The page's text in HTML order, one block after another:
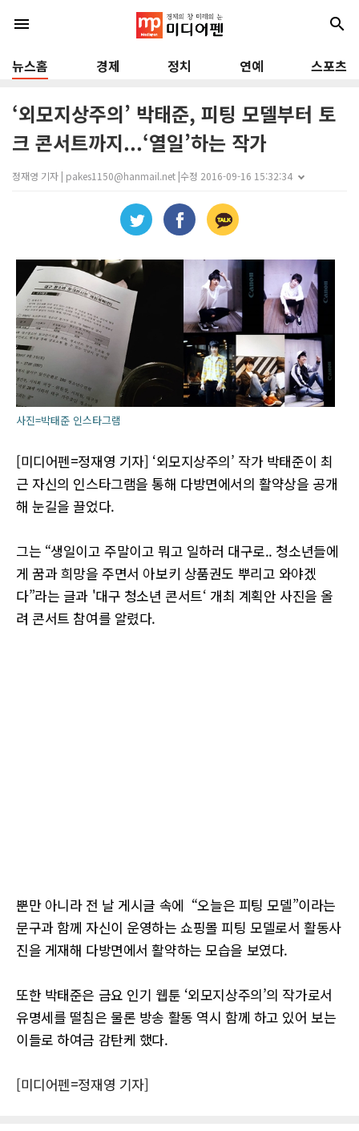
menu search
뉴스홈 경제 정치 연예 스포츠
‘외모지상주의’ 박태준, 피팅 모델부터 토
크 콘서트까지...‘열일’하는 작가
정재영 기자 | pakes1150@hanmail.net |수정 2016-09-16 15:32:34
사진=박태준 인스타그램
[미디어펜=정재영 기자] ‘외모지상주의’ 작가 박태준이 최
근 자신의 인스타그램을 통해 다방면에서의 활약상을 공개
해 눈길을 끌었다.
그는 “생일이고 주말이고 뭐고 일하러 대구로.. 청소년들에
게 꿈과 희망을 주면서 아보키 상품권도 뿌리고 와야겠
다”라는 글과 '대구 청소년 콘서트‘ 개최 계획안 사진을 올
려 콘서트 참여를 알렸다.
뿐만 아니라 전 날 게시글 속에 “오늘은 피팅 모델”이라는
문구과 함께 자신이 운영하는 쇼핑몰 피팅 모델로서 활동사
진을 게재해 다방면에서 활약하는 모습을 보였다.
또한 박태준은 금요 인기 웹툰 ‘외모지상주의’의 작가로서
유명세를 떨침은 물론 방송 활동 역시 함께 하고 있어 보는
이들로 하여금 감탄케 했다.
[미디어펜=정재영 기자]